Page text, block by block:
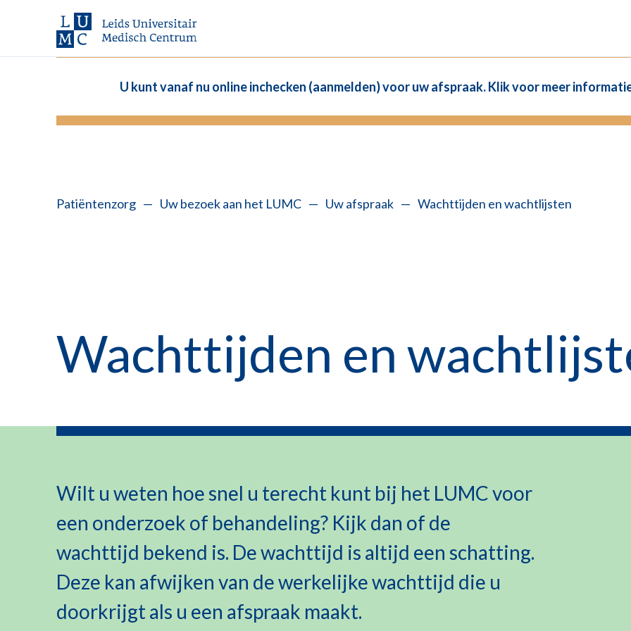
U kunt vanaf nu online inchecken (aanmelden) voor uw afspraak. Klik voor meer
Patiëntenzorg — Uw bezoek aan het LUMC — Uw afspraak — Wachttijden en wachtlijsten
Wachttijden en
Wilt u weten hoe snel u terecht kunt bij het LUMC voor
een onderzoek of behandeling? Kijk dan of de
wachttijd bekend is. De wachttijd is altijd een schatting.
Deze kan afwijken van de werkelijke wachttijd die u
doorkrijgt als u een afspraak maakt.